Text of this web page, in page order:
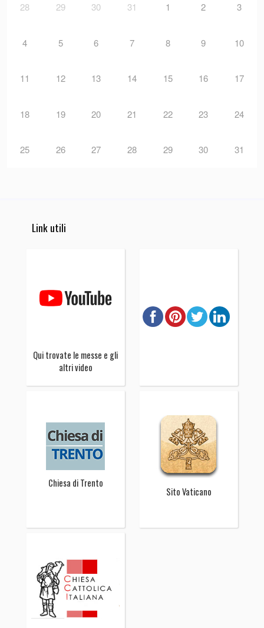
28 29 30 31 1 2 3
4 5 6 7 8 9 10
11 12 13 14 15 16 17
18 19 20 21 22 23 24
25 26 27 28 29 30 31
Link utili
Qui trovate le messe e gli
altri video
Chiesa di Trento
Sito Vaticano